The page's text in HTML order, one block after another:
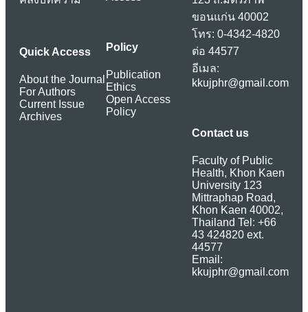
Quick Access
About the Journal
For Authors
Current Issue
Archives
Policy
Publication
Ethics
Open Access
Policy
ขอนแก่น 40002
โทร: 0-4342-4820
ต่อ 44577
อีเมล:
kkujphr@gmail.com
Contact us
Faculty of Public
Health, Khon Kaen
University 123
Mittraphap Road,
Khon Kaen 40002,
Thailand Tel: +66
43 424820 ext.
44577
Email:
kkujphr@gmail.com